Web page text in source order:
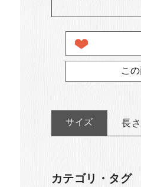
こ
サイズ 長
カテゴリ・タグ